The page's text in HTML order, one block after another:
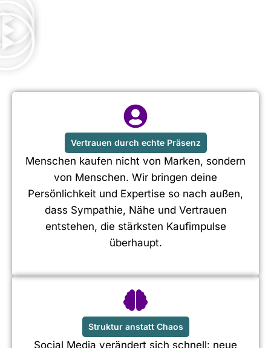
Vertrauen durch echte Präsenz
Menschen kaufen nicht von Marken, sondern
von Menschen. Wir bringen deine
Persönlichkeit und Expertise so nach außen,
dass Sympathie, Nähe und Vertrauen
entstehen, die stärksten Kaufimpulse
überhaupt.
Struktur anstatt Chaos
Social Media verändert sich schnell: neue